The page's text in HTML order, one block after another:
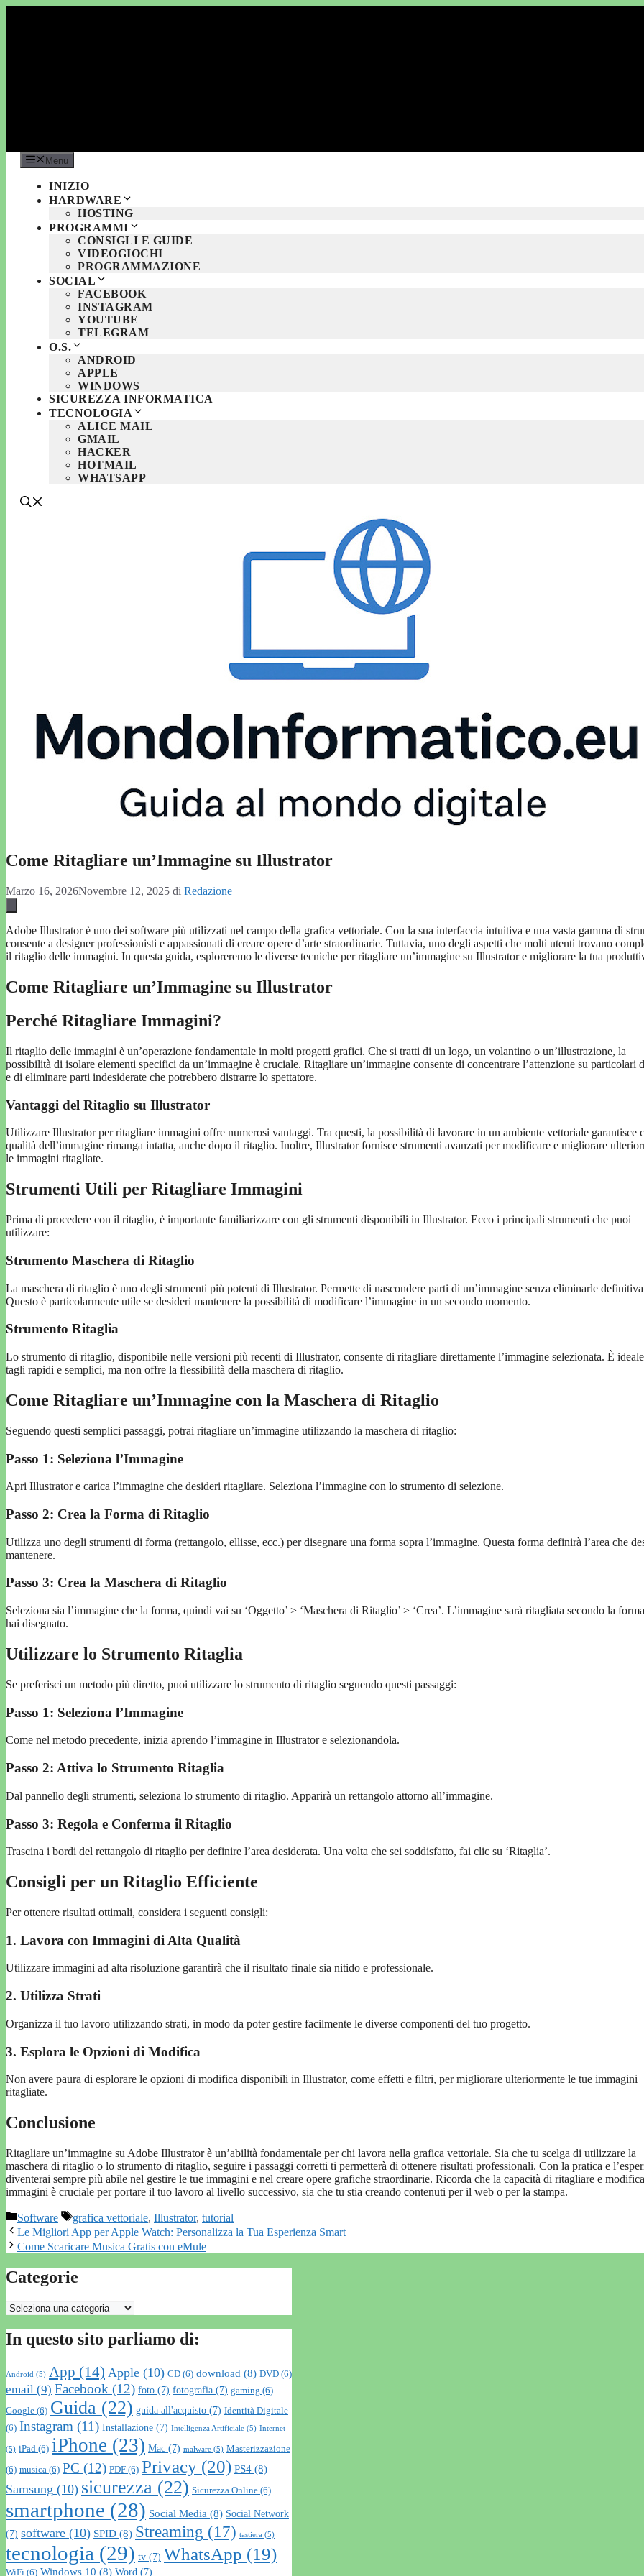
Menu
INIZIO
HARDWARE
HOSTING
PROGRAMMI
CONSIGLI E GUIDE
VIDEOGIOCHI
PROGRAMMAZIONE
SOCIAL
FACEBOOK
INSTAGRAM
YOUTUBE
TELEGRAM
O.S.
ANDROID
APPLE
WINDOWS
SICUREZZA INFORMATICA
TECNOLOGIA
ALICE MAIL
GMAIL
HACKER
HOTMAIL
WHATSAPP
Come Ritagliare un’Immagine su Illustrator
Marzo 16, 2026Novembre 12, 2025 di Redazione
Adobe Illustrator è uno dei software più utilizzati nel campo della grafica vettoriale. Con la sua interfaccia intuitiva e una vasta gamma di
consente a designer professionisti e appassionati di creare opere d’arte straordinarie. Tuttavia, uno degli aspetti che molti utenti trovano
il ritaglio delle immagini. In questa guida, esploreremo le diverse tecniche per ritagliare un’immagine su Illustrator e migliorare la tua
Come Ritagliare un’Immagine su Illustrator
Perché Ritagliare Immagini?
Il ritaglio delle immagini è un’operazione fondamentale in molti progetti grafici. Che si tratti di un logo, un volantino o un’illustrazione, la
possibilità di isolare elementi specifici da un’immagine è cruciale. Ritagliare un’immagine consente di concentrare l’attenzione su particolari
e di eliminare parti indesiderate che potrebbero distrarre lo spettatore.
Vantaggi del Ritaglio su Illustrator
Utilizzare Illustrator per ritagliare immagini offre numerosi vantaggi. Tra questi, la possibilità di lavorare in un ambiente vettoriale garantisce
qualità dell’immagine rimanga intatta, anche dopo il ritaglio. Inoltre, Illustrator fornisce strumenti avanzati per modificare e migliorare
le immagini ritagliate.
Strumenti Utili per Ritagliare Immagini
Prima di procedere con il ritaglio, è importante familiarizzare con gli strumenti disponibili in Illustrator. Ecco i principali strumenti che puoi
utilizzare:
Strumento Maschera di Ritaglio
La maschera di ritaglio è uno degli strumenti più potenti di Illustrator. Permette di nascondere parti di un’immagine senza eliminarle
Questo è particolarmente utile se desideri mantenere la possibilità di modificare l’immagine in un secondo momento.
Strumento Ritaglia
Lo strumento di ritaglio, disponibile nelle versioni più recenti di Illustrator, consente di ritagliare direttamente l’immagine selezionata. È
tagli rapidi e semplici, ma non offre la flessibilità della maschera di ritaglio.
Come Ritagliare un’Immagine con la Maschera di Ritaglio
Seguendo questi semplici passaggi, potrai ritagliare un’immagine utilizzando la maschera di ritaglio:
Passo 1: Seleziona l’Immagine
Apri Illustrator e carica l’immagine che desideri ritagliare. Seleziona l’immagine con lo strumento di selezione.
Passo 2: Crea la Forma di Ritaglio
Utilizza uno degli strumenti di forma (rettangolo, ellisse, ecc.) per disegnare una forma sopra l’immagine. Questa forma definirà l’area che
mantenere.
Passo 3: Crea la Maschera di Ritaglio
Seleziona sia l’immagine che la forma, quindi vai su ‘Oggetto’ > ‘Maschera di Ritaglio’ > ‘Crea’. L’immagine sarà ritagliata secondo la
hai disegnato.
Utilizzare lo Strumento Ritaglia
Se preferisci un metodo più diretto, puoi utilizzare lo strumento di ritaglio seguendo questi passaggi:
Passo 1: Seleziona l’Immagine
Come nel metodo precedente, inizia aprendo l’immagine in Illustrator e selezionandola.
Passo 2: Attiva lo Strumento Ritaglia
Dal pannello degli strumenti, seleziona lo strumento di ritaglio. Apparirà un rettangolo attorno all’immagine.
Passo 3: Regola e Conferma il Ritaglio
Trascina i bordi del rettangolo di ritaglio per definire l’area desiderata. Una volta che sei soddisfatto, fai clic su ‘Ritaglia’.
Consigli per un Ritaglio Efficiente
Per ottenere risultati ottimali, considera i seguenti consigli:
1. Lavora con Immagini di Alta Qualità
Utilizzare immagini ad alta risoluzione garantirà che il risultato finale sia nitido e professionale.
2. Utilizza Strati
Organizza il tuo lavoro utilizzando strati, in modo da poter gestire facilmente le diverse componenti del tuo progetto.
3. Esplora le Opzioni di Modifica
Non avere paura di esplorare le opzioni di modifica disponibili in Illustrator, come effetti e filtri, per migliorare ulteriormente le tue immagini
ritagliate.
Conclusione
Ritagliare un’immagine su Adobe Illustrator è un’abilità fondamentale per chi lavora nella grafica vettoriale. Sia che tu scelga di utilizzare la
maschera di ritaglio o lo strumento di ritaglio, seguire i passaggi corretti ti permetterà di ottenere risultati professionali. Con la pratica e
diventerai sempre più abile nel gestire le tue immagini e nel creare opere grafiche straordinarie. Ricorda che la capacità di ritagliare e
immagini è cruciale per portare il tuo lavoro al livello successivo, sia che tu stia creando contenuti per il web o per la stampa.
Categorie
Software Tag
grafica vettoriale, Illustrator, tutorial
Le Migliori App per Apple Watch: Personalizza la Tua Esperienza Smart
Come Scaricare Musica Gratis con eMule
Categorie
Categorie
In questo sito parliamo di:
Android (5) App (14) Apple (10) CD (6) download (8) DVD (6)
email (9) Facebook (12) foto (7) fotografia (7) gaming (6)
Google (6) Guida (22) guida all'acquisto (7) Identità Digitale
(6) Instagram (11) Installazione (7) Intelligenza Artificiale (5) Internet
(5) iPad (6) iPhone (23) Mac (7) malware (5) Masterizzazione
(6) musica (6) PC (12) PDF (6) Privacy (20) PS4 (8)
Samsung (10) sicurezza (22) Sicurezza Online (6)
smartphone (28) Social Media (8) Social Network
(7) software (10) SPID (8) Streaming (17) tastiera (5)
tecnologia (29) tv (7) WhatsApp (19)
WiFi (6) Windows 10 (8) Word (7)